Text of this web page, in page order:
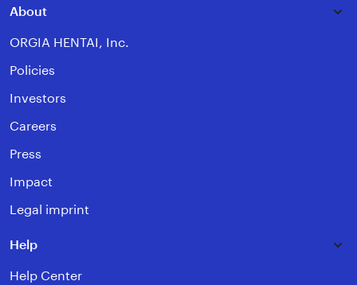
About
ORGIA HENTAI, Inc.
Policies
Investors
Careers
Press
Impact
Legal imprint
Help
Help Center